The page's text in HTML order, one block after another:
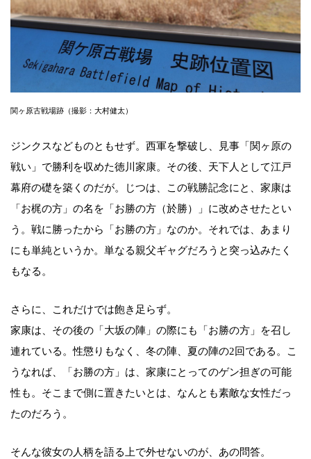
関ヶ原古戦場跡（撮影：大村健太）
ジンクスなどものともせず。西軍を撃破し、見事「関ヶ原の
戦い」で勝利を収めた徳川家康。その後、天下人として江戸
幕府の礎を築くのだが。じつは、この戦勝記念にと、家康は
「お梶の方」の名を「お勝の方（於勝）」に改めさせたとい
う。戦に勝ったから「お勝の方」なのか。それでは、あまり
にも単純というか。単なる親父ギャグだろうと突っ込みたく
もなる。
さらに、これだけでは飽き足らず。
家康は、その後の「大坂の陣」の際にも「お勝の方」を召し
連れている。性懲りもなく、冬の陣、夏の陣の2回である。こ
うなれば、「お勝の方」は、家康にとってのゲン担ぎの可能
性も。そこまで側に置きたいとは、なんとも素敵な女性だっ
たのだろう。
そんな彼女の人柄を語る上で外せないのが、あの問答。